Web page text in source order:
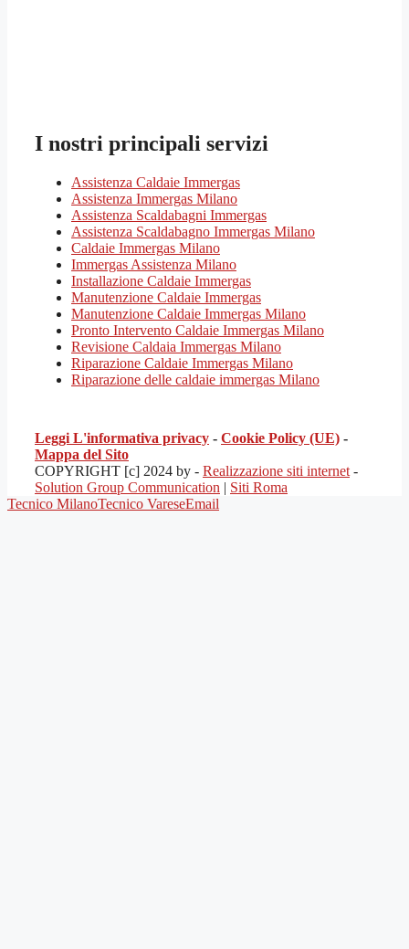
I nostri principali servizi
Assistenza Caldaie Immergas
Assistenza Immergas Milano
Assistenza Scaldabagni Immergas
Assistenza Scaldabagno Immergas Milano
Caldaie Immergas Milano
Immergas Assistenza Milano
Installazione Caldaie Immergas
Manutenzione Caldaie Immergas
Manutenzione Caldaie Immergas Milano
Pronto Intervento Caldaie Immergas Milano
Revisione Caldaia Immergas Milano
Riparazione Caldaie Immergas Milano
Riparazione delle caldaie immergas Milano
Leggi L'informativa privacy - Cookie Policy (UE) -
Mappa del Sito
COPYRIGHT [c] 2024 by - Realizzazione siti internet -
Solution Group Communication | Siti Roma
Tecnico MilanoTecnico VareseEmail